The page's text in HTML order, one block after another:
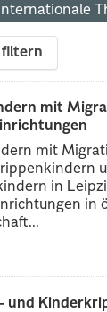
Internationale
filtern
mit
mit
in
in
und